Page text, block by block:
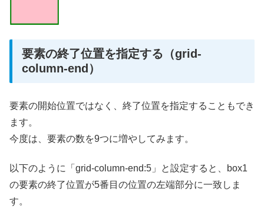
要素の終了位置を指定する（grid-
column-end）
要素の開始位置ではなく、終了位置を指定することもでき
ます。
今度は、要素の数を9つに増やしてみます。
以下のように「grid-column-end:5」と設定すると、box1
の要素の終了位置が5番目の位置の左端部分に一致しま
す。